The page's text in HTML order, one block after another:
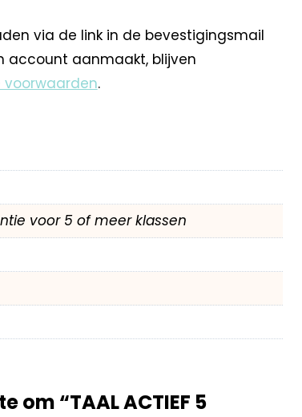
via de link in de bevestigingsmail
account aanmaakt, blijven
.
voor 5 of meer klassen
om “TAAL ACTIEF 5